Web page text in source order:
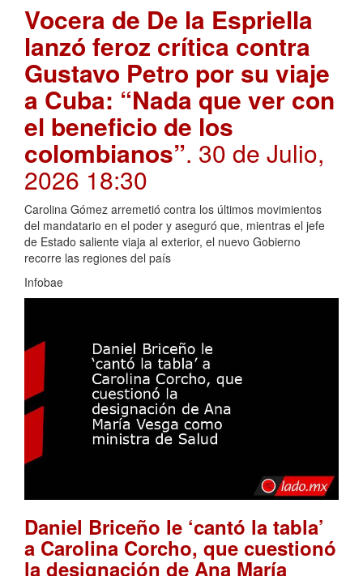
Vocera de De la Espriella
lanzó feroz crítica contra
Gustavo Petro por su viaje
a Cuba: “Nada que ver con
el beneficio de los
colombianos”. 30 de Julio,
2026 18:30
Carolina Gómez arremetió contra los últimos movimientos
del mandatario en el poder y aseguró que, mientras el jefe
de Estado saliente viaja al exterior, el nuevo Gobierno
recorre las regiones del país
Infobae
Daniel Briceño le ‘cantó la tabla’
a Carolina Corcho, que cuestionó
la designación de Ana María